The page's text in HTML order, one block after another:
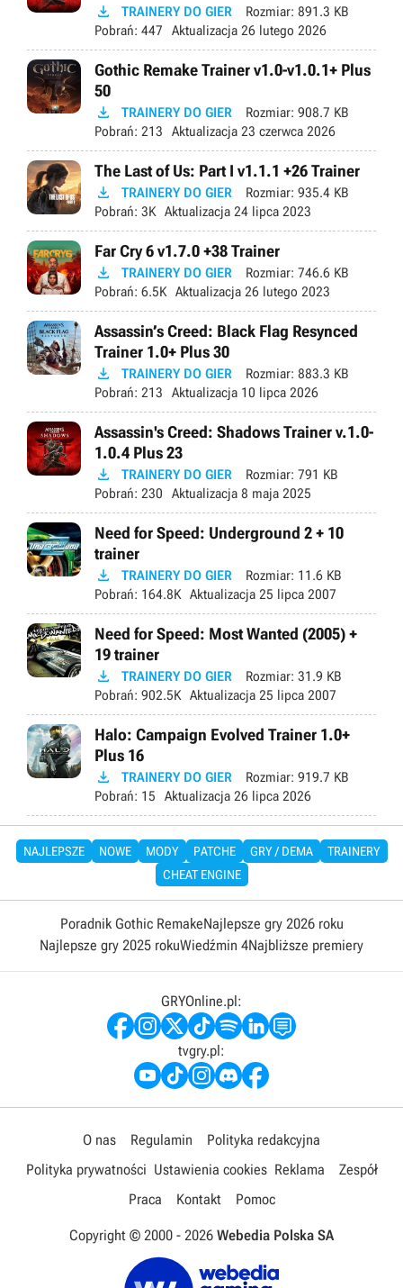
 TRAINERY DO GIER Rozmiar: 891.3 KB
Pobrań: 447 Aktualizacja 26 lutego 2026
Gothic Remake Trainer v1.0-v1.0.1+ Plus
50
 TRAINERY DO GIER Rozmiar: 908.7 KB
Pobrań: 213 Aktualizacja 23 czerwca 2026
The Last of Us: Part I v1.1.1 +26 Trainer
 TRAINERY DO GIER Rozmiar: 935.4 KB
Pobrań: 3K Aktualizacja 24 lipca 2023
Far Cry 6 v1.7.0 +38 Trainer
 TRAINERY DO GIER Rozmiar: 746.6 KB
Pobrań: 6.5K Aktualizacja 26 lutego 2023
Assassin’s Creed: Black Flag Resynced
Trainer 1.0+ Plus 30
 TRAINERY DO GIER Rozmiar: 883.3 KB
Pobrań: 213 Aktualizacja 10 lipca 2026
Assassin's Creed: Shadows Trainer v.1.0-
1.0.4 Plus 23
 TRAINERY DO GIER Rozmiar: 791 KB
Pobrań: 230 Aktualizacja 8 maja 2025
Need for Speed: Underground 2 + 10
trainer
 TRAINERY DO GIER Rozmiar: 11.6 KB
Pobrań: 164.8K Aktualizacja 25 lipca 2007
Need for Speed: Most Wanted (2005) +
19 trainer
 TRAINERY DO GIER Rozmiar: 31.9 KB
Pobrań: 902.5K Aktualizacja 25 lipca 2007
Halo: Campaign Evolved Trainer 1.0+
Plus 16
 TRAINERY DO GIER Rozmiar: 919.7 KB
Pobrań: 15 Aktualizacja 26 lipca 2026
NAJLEPSZE NOWE MODY PATCHE GRY / DEMA
TRAINERY
CHEAT ENGINE
Poradnik Gothic RemakeNajlepsze gry 2026 roku
Najlepsze gry 2025 rokuWiedźmin 4Najbliższe premiery
GRYOnline.pl:
tvgry.pl:
O nas Regulamin
Polityka redakcyjna
Polityka prywatności Ustawienia cookies Reklama
Zespół
Praca
Kontakt Pomoc
Copyright © 2000 - 2026 Webedia Polska SA